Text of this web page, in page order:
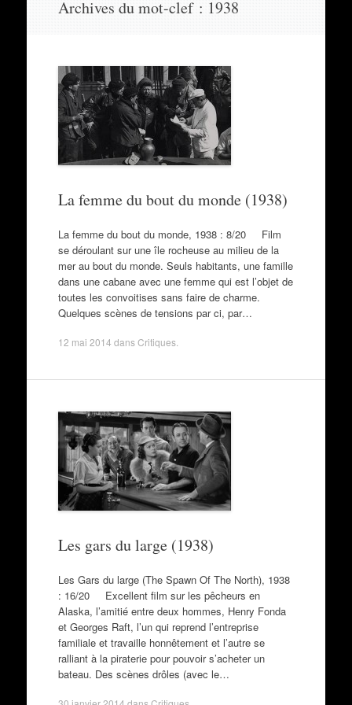
Archives du mot-clef : 1938
La femme du bout du monde (1938)
La femme du bout du monde, 1938 : 8/20 Film
se déroulant sur une île rocheuse au milieu de la
mer au bout du monde. Seuls habitants, une famille
dans une cabane avec une femme qui est l’objet de
toutes les convoitises sans faire de charme.
Quelques scènes de tensions par ci, par…
12 mai 2014 dansCritiques.
Les gars du large (1938)
Les Gars du large (The Spawn Of The North), 1938
: 16/20 Excellent film sur les pêcheurs en
Alaska, l’amitié entre deux hommes, Henry Fonda
et Georges Raft, l’un qui reprend l’entreprise
familiale et travaille honnêtement et l’autre se
ralliant à la piraterie pour pouvoir s’acheter un
bateau. Des scènes drôles (avec le…